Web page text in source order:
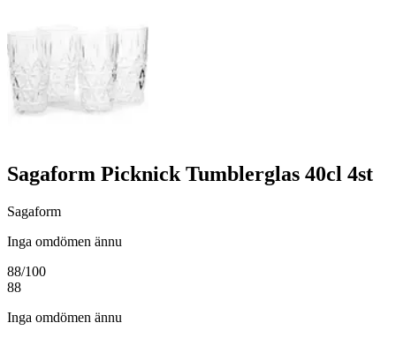
Sagaform Picknick Tumblerglas 40cl 4st
Sagaform
Inga omdömen ännu
88/100
88
Inga omdömen ännu